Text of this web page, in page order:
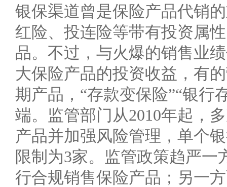
银保渠道曾是保险产品代销
红险、投连险等带有投资属
品。不过，与火爆的销售业
大保险产品的投资收益，有
期产品，“存款变保险”“银行
端。监管部门从2010年起，
产品并加强风险管理，单个
限制为3家。监管政策趋严
行合规销售保险产品；另一